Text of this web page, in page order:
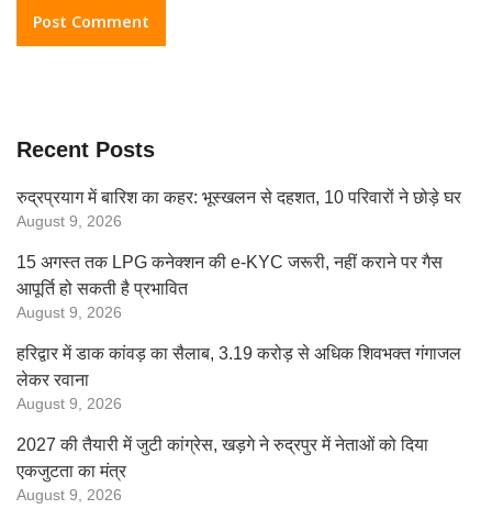
Recent Posts
रुद्रप्रयाग में बारिश का कहर: भूस्खलन से दहशत, 10 परिवारों ने छोड़े घर
August 9, 2026
15 अगस्त तक LPG कनेक्शन की e-KYC जरूरी, नहीं कराने पर गैस
आपूर्ति हो सकती है प्रभावित
August 9, 2026
हरिद्वार में डाक कांवड़ का सैलाब, 3.19 करोड़ से अधिक शिवभक्त गंगाजल
लेकर रवाना
August 9, 2026
2027 की तैयारी में जुटी कांग्रेस, खड़गे ने रुद्रपुर में नेताओं को दिया
एकजुटता का मंत्र
August 9, 2026